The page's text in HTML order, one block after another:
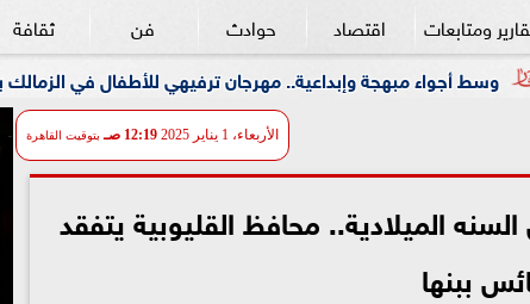
ومتابعات اقتصاد حوادث فن ثقافة
مهرجان ترفيهي للأطفال في الزمالك بالتعاون مع ”علاء الدين”
الأربعاء، 1 يناير 2025 12:19 صـ بتوقيت القاهرة
الميلادية.. محافظ القليوبية يتفقد
ببنها